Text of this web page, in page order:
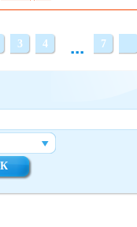
3 4 ... 7